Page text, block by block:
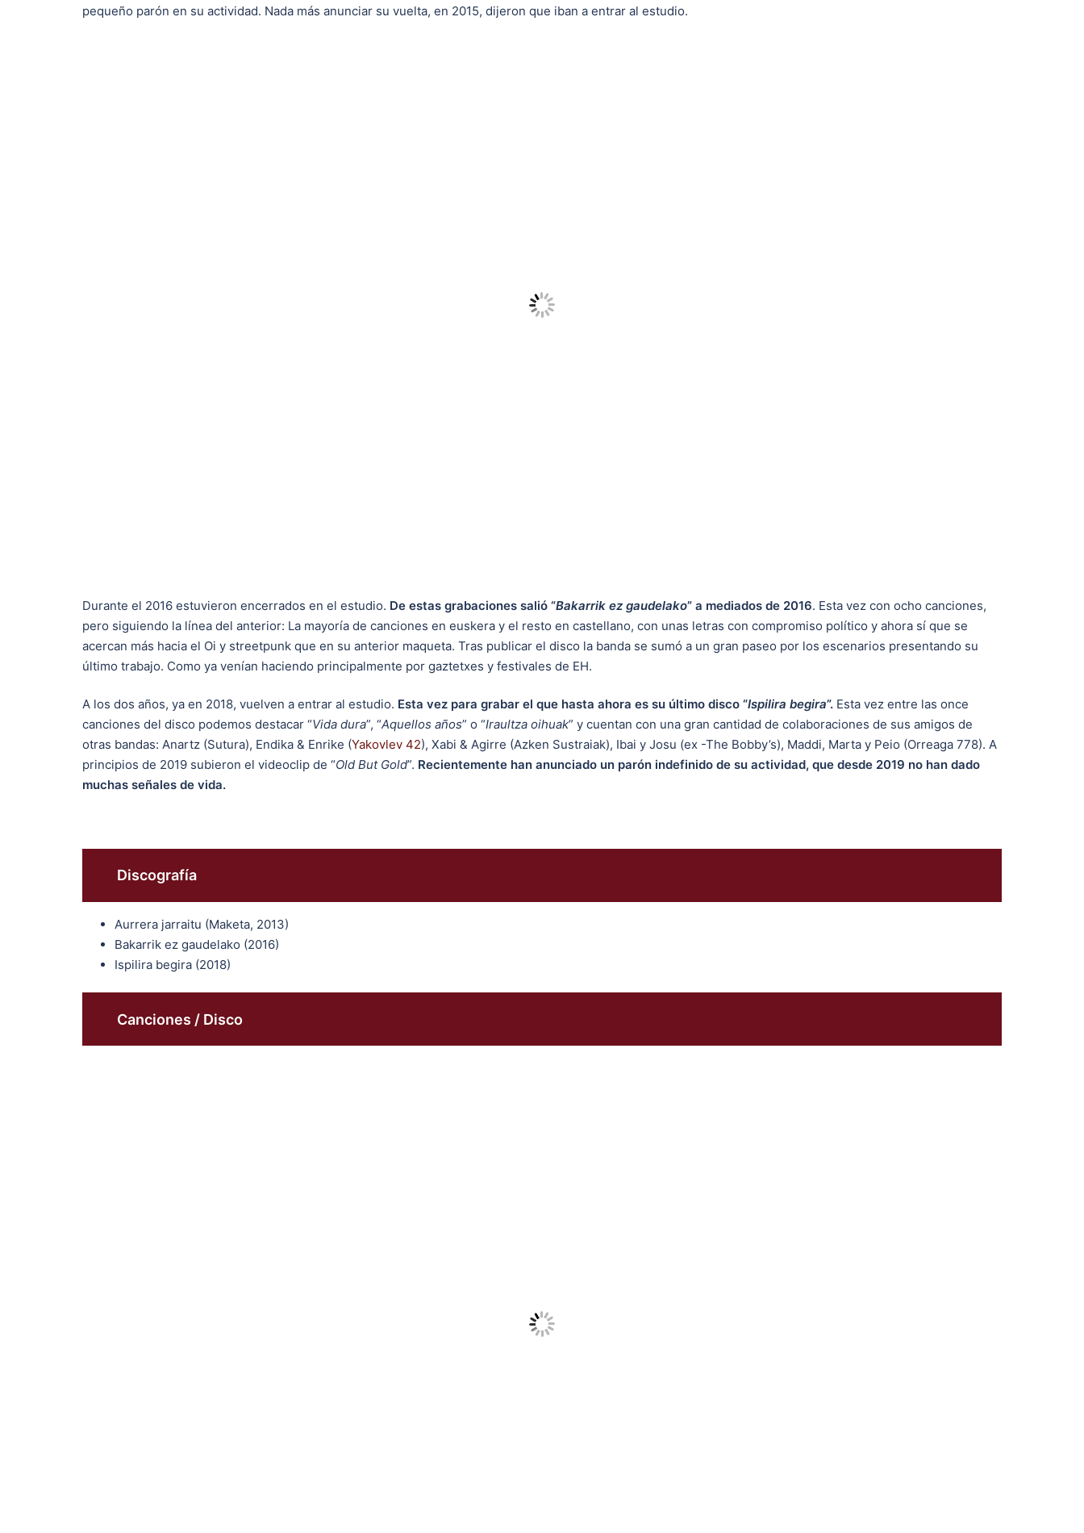
pequeño parón en su actividad. Nada más anunciar su vuelta, en 2015, dijeron que iban a entrar al estudio.
Durante el 2016 estuvieron encerrados en el estudio. De estas grabaciones salió “Bakarrik ez gaudelako” a mediados de 2016. Esta vez con ocho canciones,
pero siguiendo la línea del anterior: La mayoría de canciones en euskera y el resto en castellano, con unas letras con compromiso político y ahora sí que se
acercan más hacia el Oi y streetpunk que en su anterior maqueta. Tras publicar el disco la banda se sumó a un gran paseo por los escenarios presentando su
último trabajo. Como ya venían haciendo principalmente por gaztetxes y festivales de EH.
A los dos años, ya en 2018, vuelven a entrar al estudio. Esta vez para grabar el que hasta ahora es su último disco “Ispilira begira”. Esta vez entre las once
canciones del disco podemos destacar “Vida dura”, “Aquellos años” o “Iraultza oihuak” y cuentan con una gran cantidad de colaboraciones de sus amigos de
otras bandas: Anartz (Sutura), Endika & Enrike (Yakovlev 42), Xabi & Agirre (Azken Sustraiak), Ibai y Josu (ex -The Bobby’s), Maddi, Marta y Peio (Orreaga 778). A
principios de 2019 subieron el videoclip de “Old But Gold”. Recientemente han anunciado un parón indefinido de su actividad, que desde 2019 no han dado
muchas señales de vida.
Discografía
Aurrera jarraitu (Maketa, 2013)
Bakarrik ez gaudelako (2016)
Ispilira begira (2018)
Canciones / Disco